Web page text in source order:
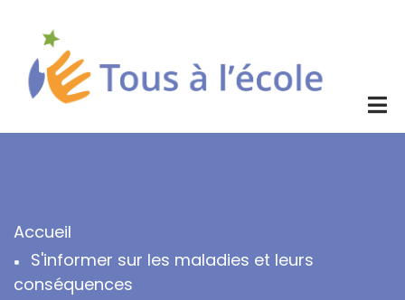
contenu
principal
Fil
d'Ariane
Accueil
S'informer sur les maladies et leurs
conséquences